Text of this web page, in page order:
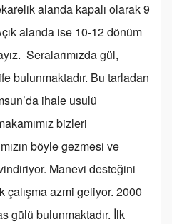
alanda kapalı olarak 9
alanda ise 10-12 dönüm
Seralarımızda gül,
bulunmaktadır. Bu tarladan
ihale usulü
bizleri
böyle gezmesi ve
Manevi desteğini
çalışma azmi geliyor. 2000
gülü bulunmaktadır. İlk